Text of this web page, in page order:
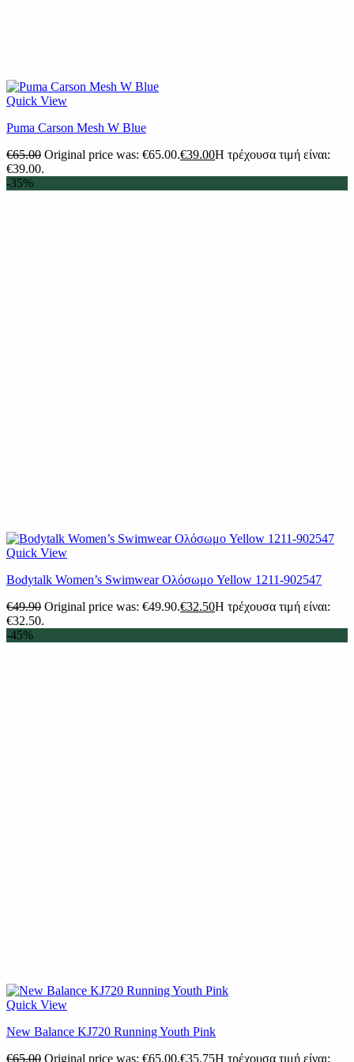
Quick View
Puma Carson Mesh W Blue
€65.00 Original price was: €65.00.€39.00Η τρέχουσα τιμή είναι:
€39.00.
-35%
Quick View
Βodytalk Women’s Swimwear Ολόσωμο Yellow 1211-902547
€49.90 Original price was: €49.90.€32.50Η τρέχουσα τιμή είναι:
€32.50.
-45%
Quick View
New Balance KJ720 Running Youth Pink
€65.00 Original price was: €65.00.€35.75Η τρέχουσα τιμή είναι: